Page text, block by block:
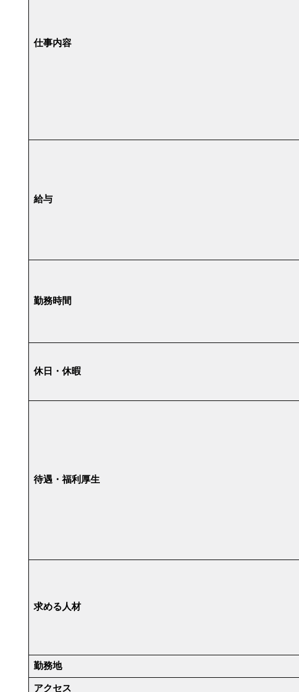
仕事内容
給与
勤務時間
休日・休暇
待遇・福利厚生
求める人材
勤務地
アクセス